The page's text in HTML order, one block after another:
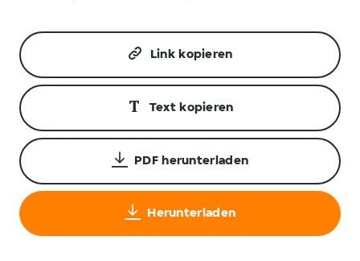
Link kopieren
Text kopieren
PDF herunterladen
Herunterladen